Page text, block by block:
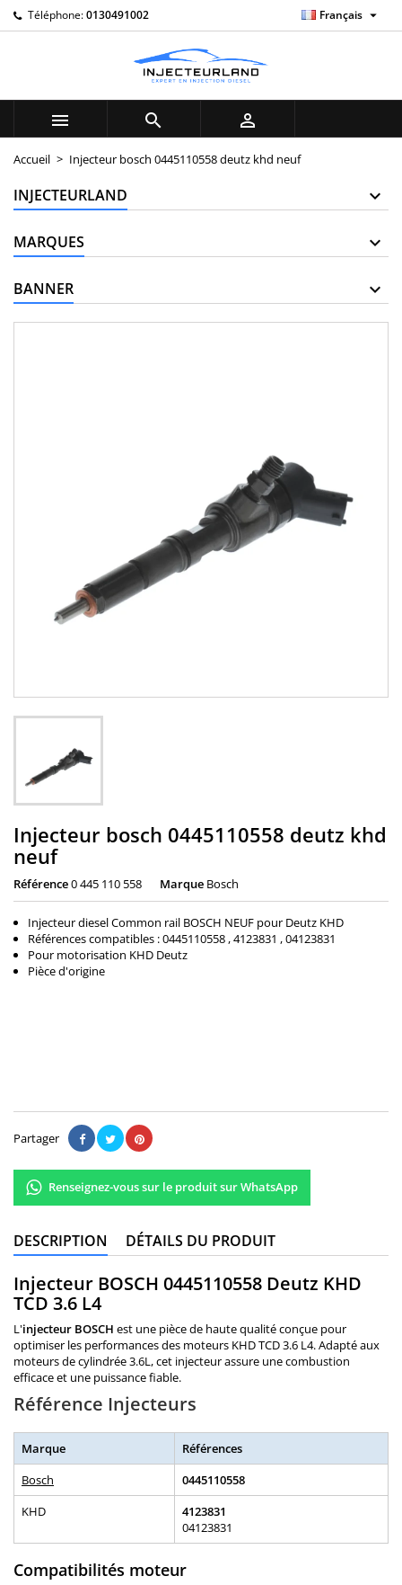
Téléphone:0130491002 Français 
  
Accueil Injecteur bosch 0445110558 deutz khd neuf
INJECTEURLAND
MARQUES
BANNER
Injecteur bosch 0445110558 deutz khd
neuf
Référence0 445 110 558 Marque Bosch
Injecteur diesel Common rail BOSCH NEUF pour Deutz KHD
Références compatibles : 0445110558 , 4123831 , 04123831
Pour motorisation KHD Deutz
Pièce d'origine
Partager
Renseignez-vous sur le produit sur WhatsApp
DESCRIPTION DÉTAILS DU PRODUIT
Injecteur BOSCH 0445110558 Deutz KHD
TCD 3.6 L4
L'injecteur BOSCH est une pièce de haute qualité conçue pour
optimiser les performances des moteurs KHD TCD 3.6 L4. Adapté aux
moteurs de cylindrée 3.6L, cet injecteur assure une combustion
efficace et une puissance fiable.
Référence Injecteurs
Marque
Références
Bosch
0445110558
KHD
4123831
04123831
Compatibilités moteur
My wishlists ×
add_circle_outline
((title)) ×
Connexion ×
Vous devez être connecté pour ajouter des produits à
votre liste d'envies.
((cancelText)) ((loginText))